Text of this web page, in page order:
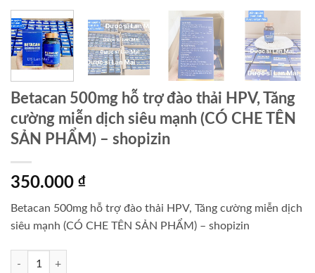
Betacan 500mg hỗ trợ đào thải HPV, Tăng
cường miễn dịch siêu mạnh (CÓ CHE TÊN
SẢN PHẨM) – shopizin
350.000 ₫
Betacan 500mg hỗ trợ đào thải HPV, Tăng cường miễn dịch
siêu mạnh (CÓ CHE TÊN SẢN PHẨM) – shopizin
Betacan 500mg hỗ trợ đào thải HPV, Tăng cường miễn dịch siêu